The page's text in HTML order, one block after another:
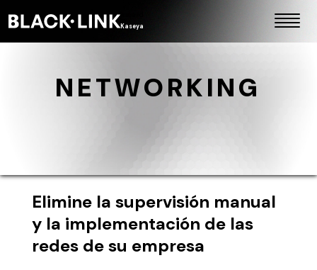
Powered
Kaseya
NETWORKING
Elimine la supervisión manual
y la implementación de las
redes de su empresa